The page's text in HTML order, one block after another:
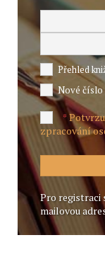
Přehled
Nové číslo
*
zpracování
Pro registraci
mailovou